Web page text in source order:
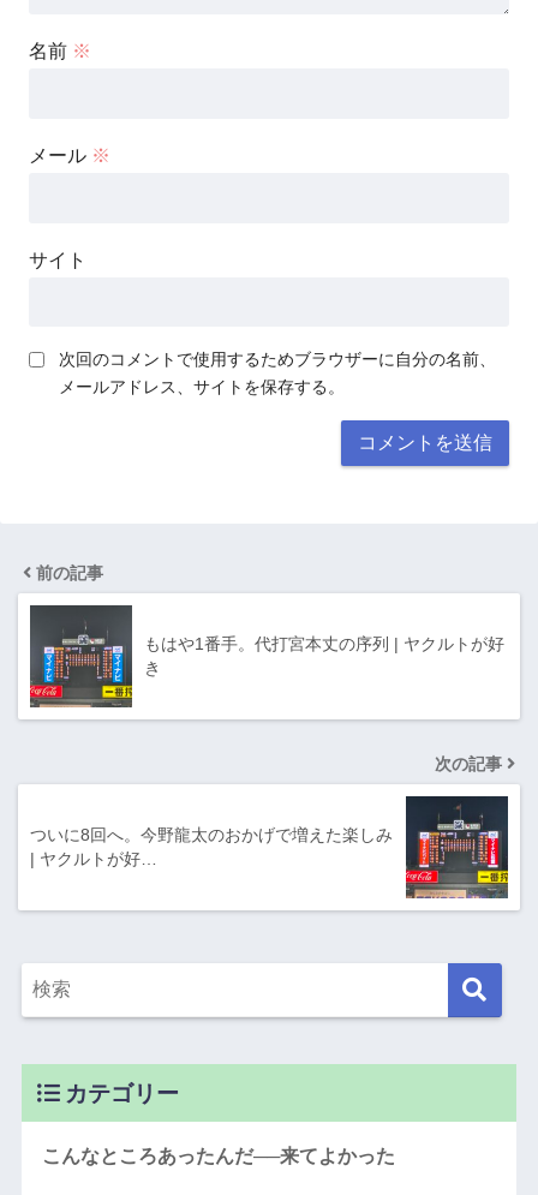
名前 ※
メール ※
サイト
次回のコメントで使用するためブラウザーに自分の名前、
メールアドレス、サイトを保存する。
前の記事
もはや1番手。代打宮本丈の序列 | ヤクルトが好
き
次の記事
ついに8回へ。今野龍太のおかげで増えた楽しみ
| ヤクルトが好…
カテゴリー
こんなところあったんだ──来てよかった